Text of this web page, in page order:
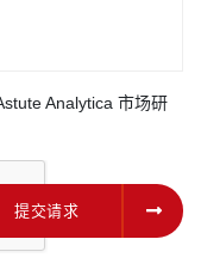
Analytica 市场研
提交请求